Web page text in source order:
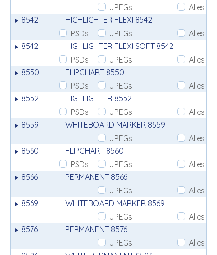
JPEGs
Alles
8542
HIGHLIGHTER FLEXI 8542
PSDs
JPEGs
Alles
8542
HIGHLIGHTER FLEXI SOFT 8542
PSDs
JPEGs
Alles
8550
FLIPCHART 8550
PSDs
JPEGs
Alles
8552
HIGHLIGHTER 8552
PSDs
JPEGs
Alles
8559
WHITEBOARD MARKER 8559
JPEGs
Alles
8560
FLIPCHART 8560
PSDs
JPEGs
Alles
8566
PERMANENT 8566
JPEGs
Alles
8569
WHITEBOARD MARKER 8569
JPEGs
Alles
8576
PERMANENT 8576
JPEGs
Alles